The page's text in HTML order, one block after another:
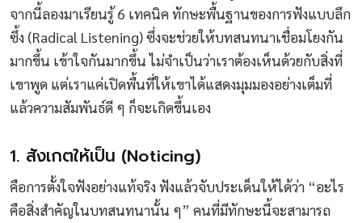
จากนี้ลองมาเรียนรู้ 6 เทคนิค ทักษะพื้นฐานของการฟังแบบลึก
ซึ้ง (Radical Listening) ซึ่งจะช่วยให้บทสนทนาเชื่อมโยงกัน
มากขึ้น เข้าใจกันมากขึ้น ไม่จำเป็นว่าเราต้องเห็นด้วยกับสิ่งที่
เขาพูด แต่เราแค่เปิดพื้นที่ให้เขาได้แสดงมุมมองอย่างเต็มที่
แล้วความสัมพันธ์ดี ๆ ก็จะเกิดขึ้นเอง
1. สังเกตให้เป็น (Noticing)
คือการตั้งใจฟังอย่างแท้จริง ฟังแล้วจับประเด็นให้ได้ว่า “อะไร
คือสิ่งสำคัญในบทสนทนานั้น ๆ” คนที่มีทักษะนี้จะสามารถ